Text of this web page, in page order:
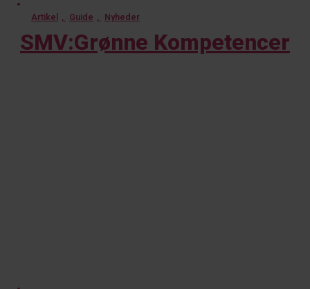
Artikel Guide Nyheder
SMV:Grønne Kompetencer